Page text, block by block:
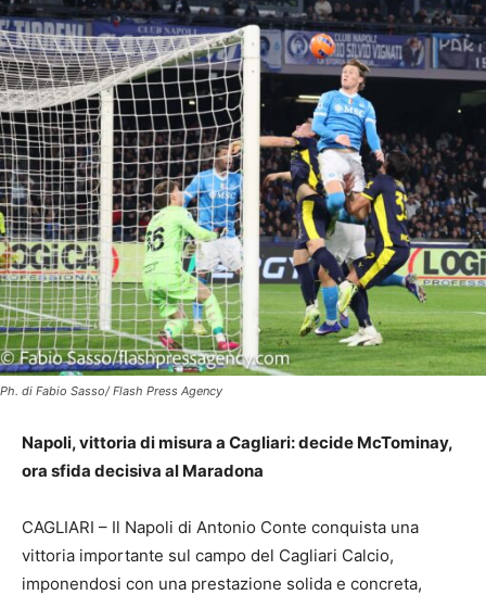
Ph. di Fabio Sasso/ Flash Press Agency
Napoli, vittoria di misura a Cagliari: decide McTominay,
ora sfida decisiva al Maradona
CAGLIARI – Il Napoli di Antonio Conte conquista una
vittoria importante sul campo del Cagliari Calcio,
imponendosi con una prestazione solida e concreta,